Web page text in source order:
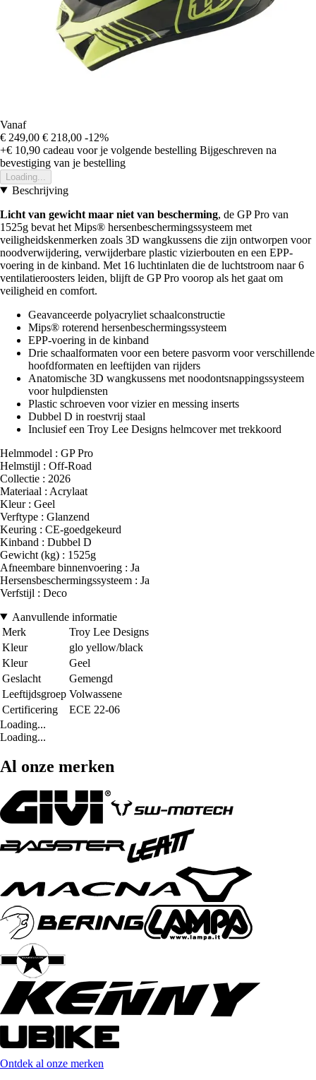
Vanaf
€ 249,00 € 218,00 -12%
+€ 10,90 cadeau voor je volgende bestelling Bijgeschreven na
bevestiging van je bestelling
Loading...
Beschrijving
Licht van gewicht maar niet van bescherming, de GP Pro van
1525g bevat het Mips® hersenbeschermingssysteem met
veiligheidskenmerken zoals 3D wangkussens die zijn ontworpen voor
noodverwijdering, verwijderbare plastic vizierbouten en een EPP-
voering in de kinband. Met 16 luchtinlaten die de luchtstroom naar 6
ventilatieroosters leiden, blijft de GP Pro voorop als het gaat om
veiligheid en comfort.
Geavanceerde polyacryliet schaalconstructie
Mips® roterend hersenbeschermingssysteem
EPP-voering in de kinband
Drie schaalformaten voor een betere pasvorm voor verschillende
hoofdformaten en leeftijden van rijders
Anatomische 3D wangkussens met noodontsnappingssysteem
voor hulpdiensten
Plastic schroeven voor vizier en messing inserts
Dubbel D in roestvrij staal
Inclusief een Troy Lee Designs helmcover met trekkoord
Helmmodel : GP Pro
Helmstijl : Off-Road
Collectie : 2026
Materiaal : Acrylaat
Kleur : Geel
Verftype : Glanzend
Keuring : CE-goedgekeurd
Kinband : Dubbel D
Gewicht (kg) : 1525g
Afneembare binnenvoering : Ja
Hersensbeschermingssysteem : Ja
Verfstijl : Deco
Aanvullende informatie
Merk
Troy Lee Designs
Kleur
glo yellow/black
Kleur
Geel
Geslacht
Gemengd
Leeftijdsgroep Volwassene
Certificering
ECE 22-06
Loading...
Loading...
Al onze merken
Ontdek al onze merken